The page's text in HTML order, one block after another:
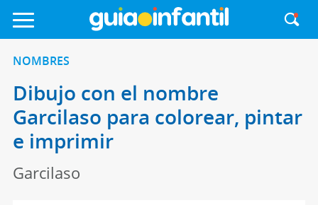
NOMBRES
Dibujo con el nombre
Garcilaso para colorear, pintar
e imprimir
Garcilaso